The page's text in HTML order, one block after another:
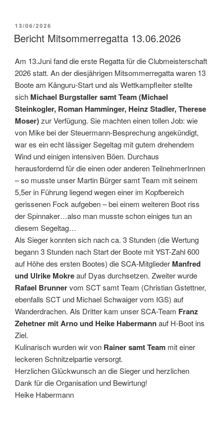
VERÖFFENTLICHT
AM
13/06/2026
Bericht Mitsommerregatta 13.06.2026
Am 13.Juni fand die erste Regatta für die Clubmeisterschaft
2026 statt. An der diesjährigen Mitsommerregatta waren 13
Boote am Känguru-Start und als Wettkampfleiter stellte
sich Michael Burgstaller samt Team (Michael
Steinkogler, Roman Hamminger, Heinz Stadler, Therese
Moser)zur Verfügung. Sie machten einen tollen Job: wie
von Mike bei der Steuermann-Besprechung angekündigt,
war es ein echt lässiger Segeltag mit gutem drehendem
Wind und einigen intensiven Böen. Durchaus
herausfordernd für die einen oder anderen TeilnehmerInnen
– so musste unser Martin Bürger samt Team mit seinem
5,5er in Führung liegend wegen einer im Kopfbereich
gerissenen Fock aufgeben – bei einem weiteren Boot riss
der Spinnaker…also man musste schon einiges tun an
diesem Segeltag…
Als Sieger konnten sich nach ca. 3 Stunden (die Wertung
begann 3 Stunden nach Start der Boote mit YST-Zahl 600
auf Höhe des ersten Bootes) die SCA-Mitglieder Manfred
und Ulrike Mokreauf Dyas durchsetzen. Zweiter wurde
Rafael Brunnervom SCT samt Team (Christian Gstettner,
ebenfalls SCT und Michael Schwaiger vom IGS) auf
Wanderdrachen. Als Dritter kam unser SCA-Team Franz
Zehetner mit Arno und Heike Habermannauf H-Boot ins
Ziel.
Kulinarisch wurden wir von Rainer samt Team mit einer
leckeren Schnitzelpartie versorgt.
Herzlichen Glückwunsch an die Sieger und herzlichen
Dank für die Organisation und Bewirtung!
Heike Habermann